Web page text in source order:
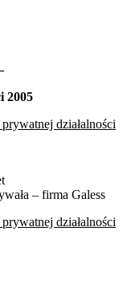
2005
działalności
– firma Galess
działalności